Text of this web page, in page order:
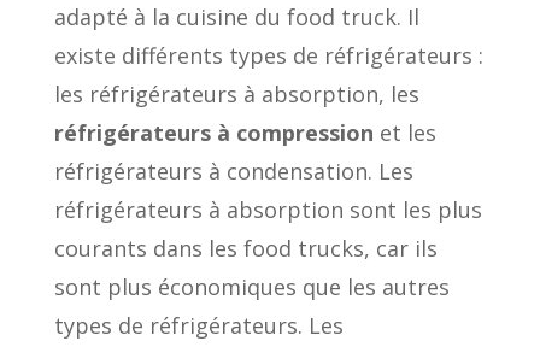
adapté à la cuisine du food truck. Il
existe différents types de réfrigérateurs :
les réfrigérateurs à absorption, les
réfrigérateurs à compression et les
réfrigérateurs à condensation. Les
réfrigérateurs à absorption sont les plus
courants dans les food trucks, car ils
sont plus économiques que les autres
types de réfrigérateurs. Les